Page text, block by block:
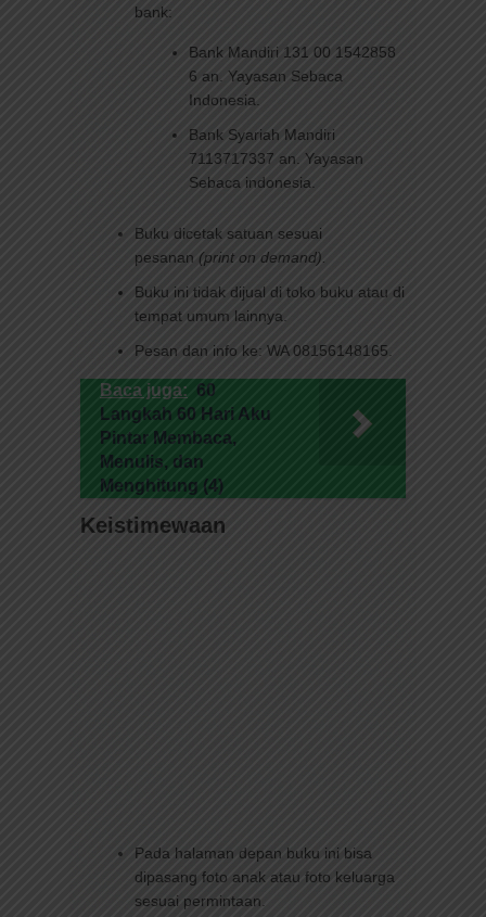
bank:
Bank Mandiri 131 00 1542858
6 an. Yayasan Sebaca
Indonesia.
Bank Syariah Mandiri
7113717337 an. Yayasan
Sebaca indonesia.
Buku dicetak satuan sesuai
pesanan (print on demand).
Buku ini tidak dijual di toko buku atau di
tempat umum lainnya.
Pesan dan info ke: WA 08156148165.
Baca juga: 60
Langkah 60 Hari Aku
Pintar Membaca,
Menulis, dan
Menghitung (4)
Keistimewaan
Pada halaman depan buku ini bisa
dipasang foto anak atau foto keluarga
sesuai permintaan.